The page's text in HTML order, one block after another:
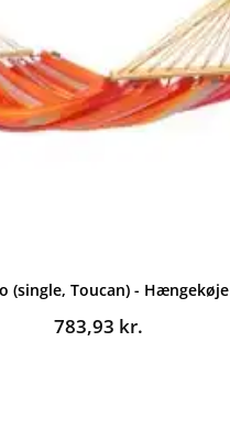
(single, Toucan) - Hængekøje
783,93 kr.